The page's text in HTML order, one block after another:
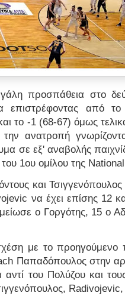
προσπάθεια στο
επιστρέφοντας από
το -1 (68-67) όμως
ανατροπή
σε εξ' αναβολής
του 1ου ομίλου της
και
να έχει επίσης 12
ο Γοργότης, 15 ο
με το προηγούμενο
Παπαδόπουλος στην
του Πολύζου και